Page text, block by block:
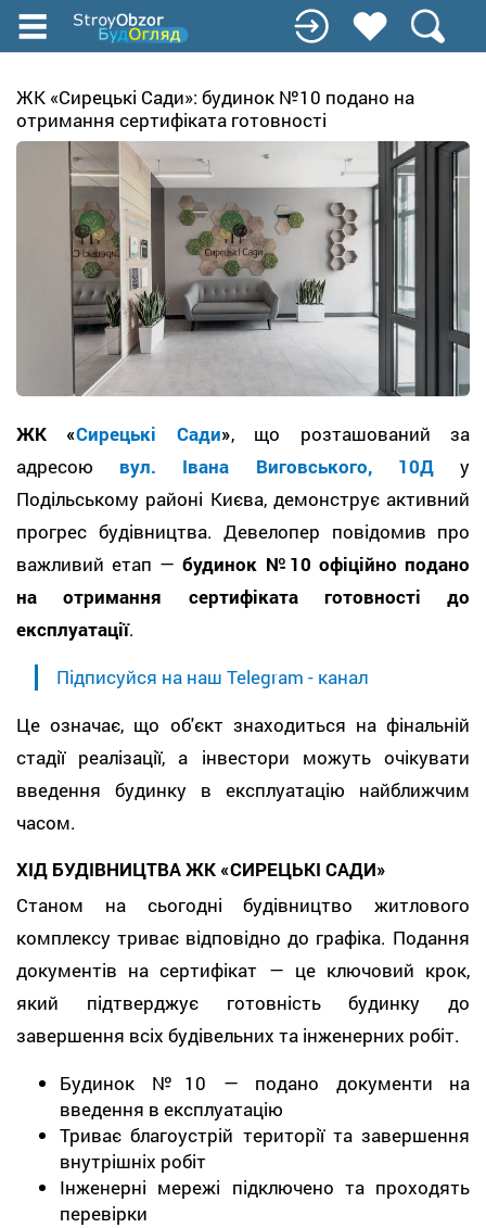
Перейти
до
вмісту
ЖК «Сирецькі Сади»: будинок №10 подано на
отримання сертифіката готовності
ЖК «Сирецькі Сади», що розташований за
адресою вул. Івана Виговського, 10Ду
Подільському районі Києва, демонструє активний
прогрес будівництва. Девелопер повідомив про
важливий етап —будинок №10 офіційно подано
на отримання сертифіката готовності до
експлуатації.
Підписуйся на наш Telegram - канал
Це означає, що об'єкт знаходиться на фінальній
стадії реалізації, а інвестори можуть очікувати
введення будинку в експлуатацію найближчим
часом.
ХІД БУДІВНИЦТВА ЖК «СИРЕЦЬКІ САДИ»
Станом на сьогодні будівництво житлового
комплексу триває відповідно до графіка. Подання
документів на сертифікат — це ключовий крок,
який підтверджує готовність будинку до
завершення всіх будівельних та інженерних робіт.
Будинок №10 — подано документи на
введення в експлуатацію
Триває благоустрій території та завершення
внутрішніх робіт
Інженерні мережі підключено та проходять
перевірки